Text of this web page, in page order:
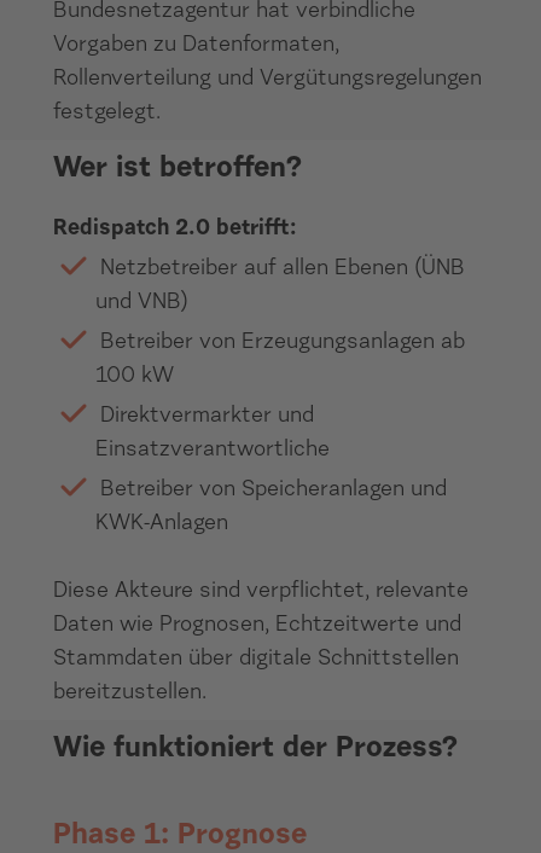
Bundesnetzagentur hat verbindliche
Vorgaben zu Datenformaten,
Rollenverteilung und Vergütungsregelungen
festgelegt.
Wer ist betroffen?
Redispatch 2.0 betrifft:
Netzbetreiber auf allen Ebenen (ÜNB
und VNB)
Betreiber von Erzeugungsanlagen ab
100 kW
Direktvermarkter und
Einsatzverantwortliche
Betreiber von Speicheranlagen und
KWK-Anlagen
Diese Akteure sind verpflichtet, relevante
Daten wie Prognosen, Echtzeitwerte und
Stammdaten über digitale Schnittstellen
bereitzustellen.
Wie funktioniert der Prozess?
Phase 1: Prognose